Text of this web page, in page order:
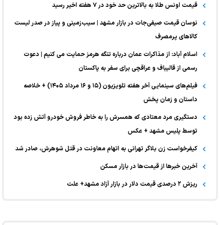
قیمت اونس طلا به بالاترین حد خود در ۷ هفته اخیر رسید
نوسان قیمت صیفی‌جات در بازار مشهد | سیب‌زمینی و پیاز در صدر لیست
کالا‌های پرمصرف
اسلام آباد: از مذاکرات عمان درباره تنگه هرمز حمایت می کنیم | دعوت
رسمی از قالیباف و عراقچی برای سفر به پاکستان
فیلم‌های سینمایی آخر هفته تلویزیون (۱۵ و ۱۶ مرداد ۱۴۰۵) + خلاصه
داستان و زمان پخش
دستگیری مرد معتادی که همسرش را به خاطر فروش خودرو آتش زده بود
توسط پلیس مشهد + عکس
کیفرخواست زن بلاگر تهرانی به اتهام معاونت در قتل شوهرش، صادر شد
آخرین خبر‌ها از قیمت‌ها در بازار مسکن
ریزش ۲ درصدی قیمت دلار در بازار آزاد مشهد+ علت